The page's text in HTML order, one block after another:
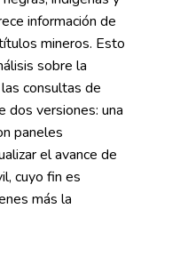
información de
mineros. Esto
sobre la
consultas de
dos versiones: una
paneles
el avance de
cuyo fin es
más la